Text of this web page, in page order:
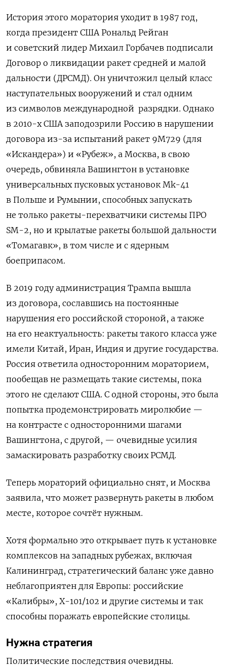
История этого моратория уходит в 1987 год,
когда президент США Рональд Рейган
и советский лидер Михаил Горбачев подписали
Договор о ликвидации ракет средней и малой
дальности (ДРСМД). Он уничтожил целый класс
наступательных вооружений и стал одним
из символов международной разрядки. Однако
в 2010-х США заподозрили Россию в нарушении
договора из-за испытаний ракет 9М729 (для
«Искандера») и «Рубеж», а Москва, в свою
очередь, обвиняла Вашингтон в установке
универсальных пусковых установок Мk-41
в Польше и Румынии, способных запускать
не только ракеты-перехватчики системы ПРО
SM-2, но и крылатые ракеты большой дальности
«Томагавк», в том числе и с ядерным
боеприпасом.
В 2019 году администрация Трампа вышла
из договора, сославшись на постоянные
нарушения его российской стороной, а также
на его неактуальность: ракеты такого класса уже
имели Китай, Иран, Индия и другие государства.
Россия ответила односторонним мораторием,
пообещав не размещать такие системы, пока
этого не сделают США. С одной стороны, это была
попытка продемонстрировать миролюбие —
на контрасте с односторонними шагами
Вашингтона, с другой, — очевидные усилия
замаскировать разработку своих РСМД.
Теперь мораторий официально снят, и Москва
заявила, что может развернуть ракеты в любом
месте, которое сочтёт нужным.
Хотя формально это открывает путь к установке
комплексов на западных рубежах, включая
Калининград, стратегический баланс уже давно
неблагоприятен для Европы: российские
«Калибры», Х-101/102 и другие системы и так
способны поражать европейские столицы.
Нужна стратегия
Политические последствия очевидны.